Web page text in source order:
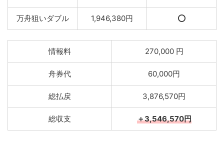
万舟狙いダブル 1,946,380円 ⭕️
情報料 270,000 円
舟券代 60,000円
総払戻 3,876,570円
総収支 ＋3,546,570円